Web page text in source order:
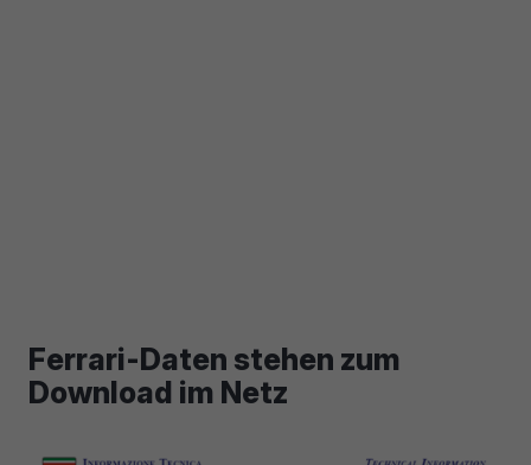
Ferrari-Daten stehen zum
Download im Netz